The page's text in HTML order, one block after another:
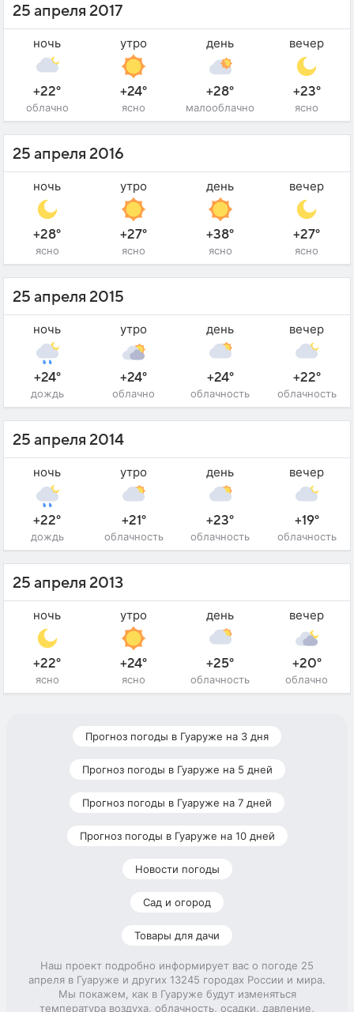
25 апреля 2017
ночь
+22°
облачно
утро
+24°
ясно
день
+28°
малооблачно
вечер
+23°
ясно
25 апреля 2016
ночь
+28°
ясно
утро
+27°
ясно
день
+38°
ясно
вечер
+27°
ясно
25 апреля 2015
ночь
+24°
дождь
утро
+24°
облачно
день
+24°
облачность
вечер
+22°
облачность
25 апреля 2014
ночь
+22°
дождь
утро
+21°
облачность
день
+23°
облачность
вечер
+19°
облачность
25 апреля 2013
ночь
+22°
ясно
утро
+24°
ясно
день
+25°
облачность
вечер
+20°
облачно
Прогноз погоды в Гуаруже на 3 дня
Прогноз погоды в Гуаруже на 5 дней
Прогноз погоды в Гуаруже на 7 дней
Прогноз погоды в Гуаруже на 10 дней
Новости погоды
Сад и огород
Товары для дачи
Наш проект подробно информирует вас о погоде 25
апреля в Гуаруже и других 13245 городах России и мира.
Мы покажем, как в Гуаруже будут изменяться
температура воздуха, облачность, осадки, давление,